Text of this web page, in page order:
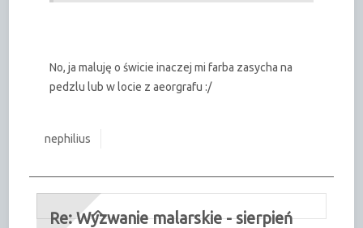
No, ja maluję o świcie inaczej mi farba zasycha na
pedzlu lub w locie z aeorgrafu :/
nephilius
Re: Wyzwanie malarskie - sierpień